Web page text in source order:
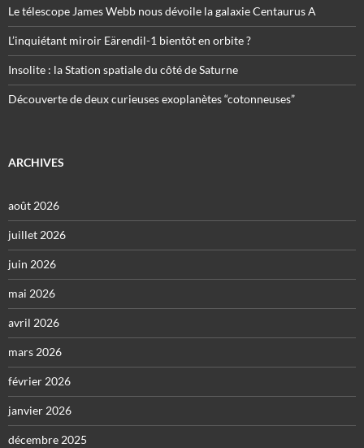
Le télescope James Webb nous dévoile la galaxie Centaurus A
L’inquiétant miroir Eärendil-1 bientôt en orbite ?
Insolite : la Station spatiale du côté de Saturne
Découverte de deux curieuses exoplanètes “cotonneuses”
ARCHIVES
août 2026
juillet 2026
juin 2026
mai 2026
avril 2026
mars 2026
février 2026
janvier 2026
décembre 2025